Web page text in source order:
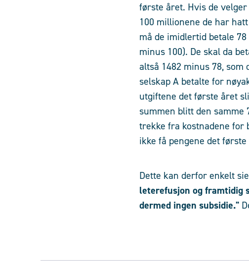
første året. Hvis de
100 millionene de har
må de imidlertid betale
minus 100). De skal da
altså 1482 minus 78,
selskap A betalte for
utgiftene det første året
summen blitt den samme
trekke fra kostnadene for
ikke få pengene det
Dette kan derfor enkelt
leterefusjon og framtidig
dermed ingen subsidie."